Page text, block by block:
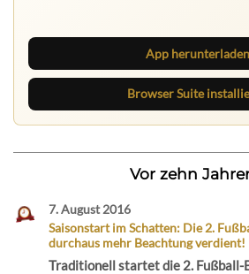
App herunterladen
Browser Suite
Vor zehn
7. August 2016
Saisonstart im Schatten: Die 2.
durchaus mehr Beachtung verdient!
Traditionell startet die 2. Fußball-